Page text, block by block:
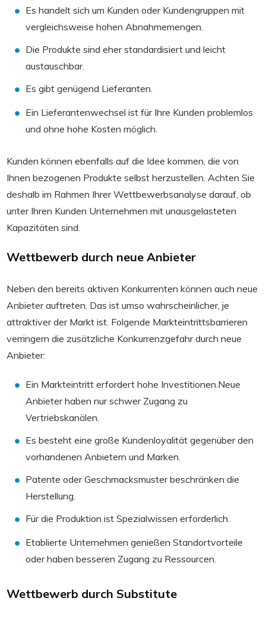
Es handelt sich um Kunden oder Kundengruppen mit
vergleichsweise hohen Abnahmemengen.
Die Produkte sind eher standardisiert und leicht
austauschbar.
Es gibt genügend Lieferanten.
Ein Lieferantenwechsel ist für Ihre Kunden problemlos
und ohne hohe Kosten möglich.
Kunden können ebenfalls auf die Idee kommen, die von
Ihnen bezogenen Produkte selbst herzustellen. Achten Sie
deshalb im Rahmen Ihrer Wettbewerbsanalyse darauf, ob
unter Ihren Kunden Unternehmen mit unausgelasteten
Kapazitäten sind.
Wettbewerb durch neue Anbieter
Neben den bereits aktiven Konkurrenten können auch neue
Anbieter auftreten. Das ist umso wahrscheinlicher, je
attraktiver der Markt ist. Folgende Markteintrittsbarrieren
verringern die zusätzliche Konkurrenzgefahr durch neue
Anbieter:
Ein Markteintritt erfordert hohe Investitionen.Neue
Anbieter haben nur schwer Zugang zu
Vertriebskanälen.
Es besteht eine große Kundenloyalität gegenüber den
vorhandenen Anbietern und Marken.
Patente oder Geschmacksmuster beschränken die
Herstellung.
Für die Produktion ist Spezialwissen erforderlich.
Etablierte Unternehmen genießen Standortvorteile
oder haben besseren Zugang zu Ressourcen.
Wettbewerb durch Substitute